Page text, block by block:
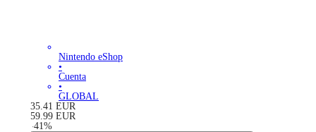
Nintendo eShop
•
Cuenta
•
GLOBAL
35.41 EUR
59.99 EUR
-41%